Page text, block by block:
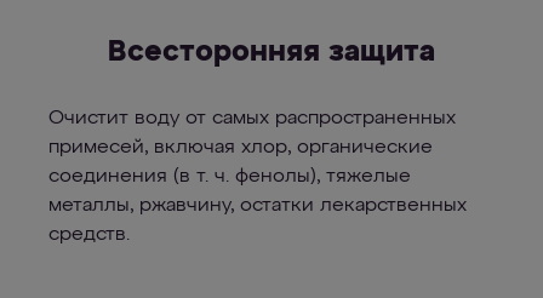
Всесторонняя защита
Очистит воду от самых распространенных
примесей, включая хлор, органические
соединения (в т. ч. фенолы), тяжелые
металлы, ржавчину, остатки лекарственных
средств.